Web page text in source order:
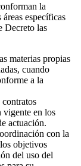
la
específicas
Decreto las
materias propias
cuando
a la
contratos
vigente en los
actuación.
con la
objetivos
del uso del